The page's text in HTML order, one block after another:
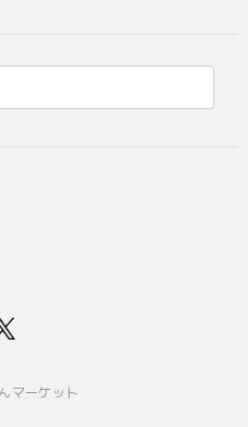
マーケット